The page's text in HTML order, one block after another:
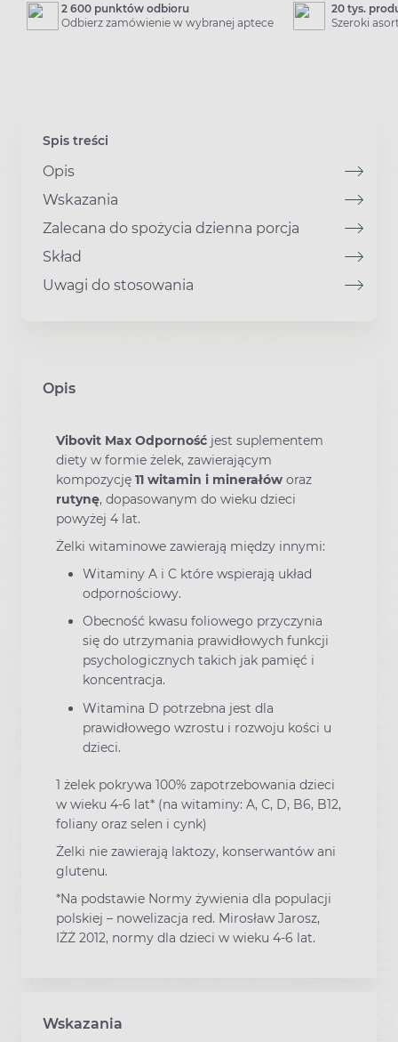
2 600 punktów odbioru
Odbierz zamówienie w wybranej aptece
20 tys.
Szeroki
Spis treści
Opis
Wskazania
Zalecana do spożycia dzienna porcja
Skład
Uwagi do stosowania
Opis
Vibovit Max Odporność jest suplementem
diety w formie żelek, zawierającym
kompozycję 11 witamin i minerałów oraz
rutynę, dopasowanym do wieku dzieci
powyżej 4 lat.
Żelki witaminowe zawierają między innymi:
Witaminy A i C które wspierają układ
odpornościowy.
Obecność kwasu foliowego przyczynia
się do utrzymania prawidłowych funkcji
psychologicznych takich jak pamięć i
koncentracja.
Witamina D potrzebna jest dla
prawidłowego wzrostu i rozwoju kości u
dzieci.
1 żelek pokrywa 100% zapotrzebowania dzieci
w wieku 4-6 lat* (na witaminy: A, C, D, B6, B12,
foliany oraz selen i cynk)
Żelki nie zawierają laktozy, konserwantów ani
glutenu.
*Na podstawie Normy żywienia dla populacji
polskiej – nowelizacja red. Mirosław Jarosz,
IŻŻ 2012, normy dla dzieci w wieku 4-6 lat.
Wskazania